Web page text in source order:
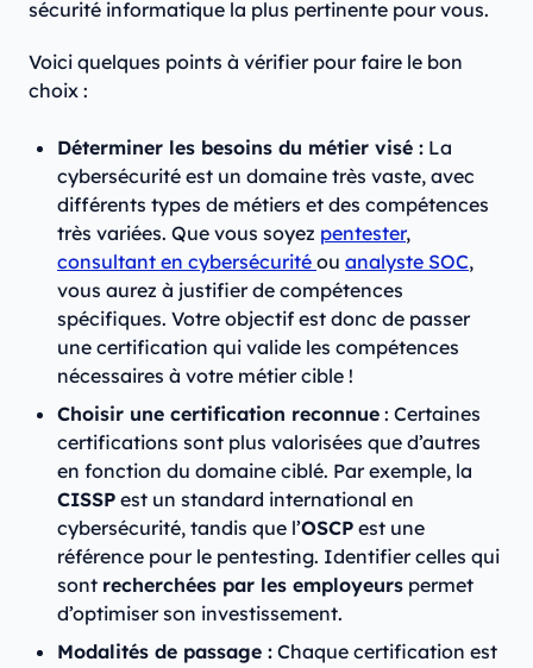
sécurité informatique la plus pertinente pour vous.
Voici quelques points à vérifier pour faire le bon
choix :
Déterminer les besoins du métier visé : La
cybersécurité est un domaine très vaste, avec
différents types de métiers et des compétences
très variées. Que vous soyez pentester,
consultant en cybersécurité ou analyste SOC,
vous aurez à justifier de compétences
spécifiques. Votre objectif est donc de passer
une certification qui valide les compétences
nécessaires à votre métier cible !
Choisir une certification reconnue : Certaines
certifications sont plus valorisées que d’autres
en fonction du domaine ciblé. Par exemple, la
CISSP est un standard international en
cybersécurité, tandis que l’OSCP est une
référence pour le pentesting. Identifier celles qui
sont recherchées par les employeurs permet
d’optimiser son investissement.
Modalités de passage : Chaque certification est